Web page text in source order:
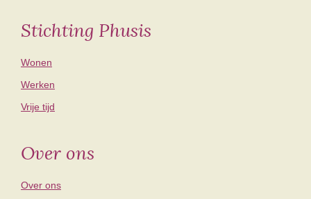
Stichting Phusis
Wonen
Werken
Vrije tijd
Over ons
Over ons